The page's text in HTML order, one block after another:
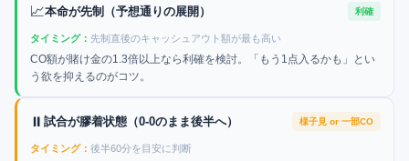
📈本命が先制（予想通りの展開） 利確
タイミング： 先制直後のキャッシュアウト額が最も高い
CO額が賭け金の1.3倍以上なら利確を検討。「もう1点入るかも」とい
う欲を抑えるのがコツ。
⏸️ 試合が膠着状態（0-0のまま後半へ） 様子見 or 一部CO
タイミング： 後半60分を目安に判断